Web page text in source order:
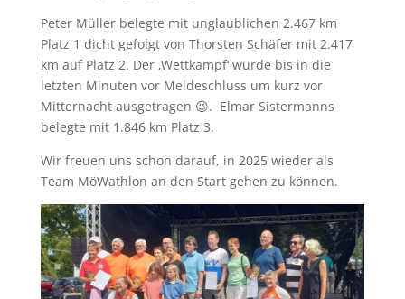
Peter Müller belegte mit unglaublichen 2.467 km
Platz 1 dicht gefolgt von Thorsten Schäfer mit 2.417
km auf Platz 2. Der ‚Wettkampf‘ wurde bis in die
letzten Minuten vor Meldeschluss um kurz vor
Mitternacht ausgetragen 😉. Elmar Sistermanns
belegte mit 1.846 km Platz 3.
Wir freuen uns schon darauf, in 2025 wieder als
Team MöWathlon an den Start gehen zu können.